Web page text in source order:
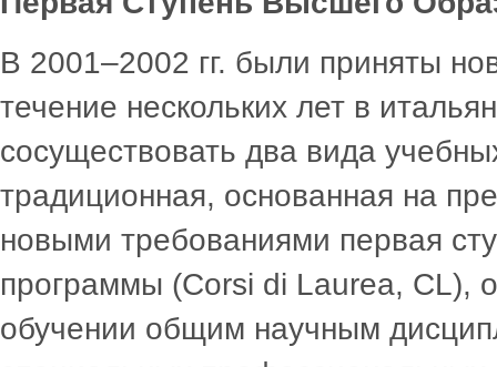
В 2001–2002 гг. были приняты
течение нескольких лет в
сосуществовать два вида
традиционная, основанная на
новыми требованиями первая
программы (Corsi di Laurea, CL),
обучении общим научным